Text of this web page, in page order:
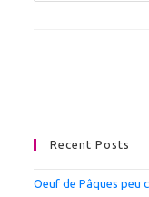
Recent Posts
Oeuf de Pâques peu